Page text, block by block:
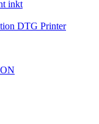
inkt
DTG Printer